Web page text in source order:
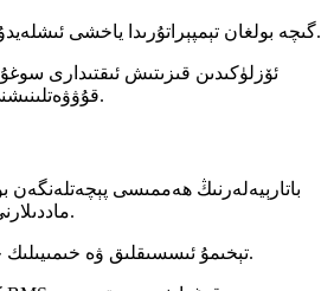
> -4°F دىن 131°F گىچە بولغان تېمپېراتۇرىدا ياخشى ئىشلەيدۇ.
قۇۋۋەتلىنىشنى كاپالەتلەندۈرىدۇ.
ماددىلارنى قويۇپ بەرمەيدۇ.
> تېخىمۇ ئىسسىقلىق ۋە خىمىيىلىك جەھەتتىن مۇقىم.